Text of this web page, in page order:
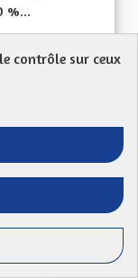
%...
des
contrôle sur ceux